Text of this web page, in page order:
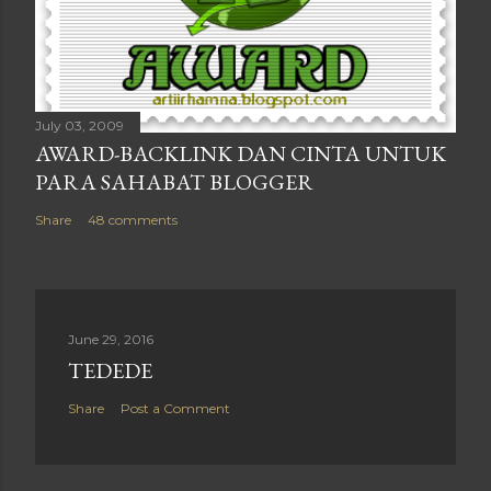
July 03, 2009
AWARD-BACKLINK DAN CINTA UNTUK
PARA SAHABAT BLOGGER
Share 48 comments
June 29, 2016
TEDEDE
Share Post a Comment